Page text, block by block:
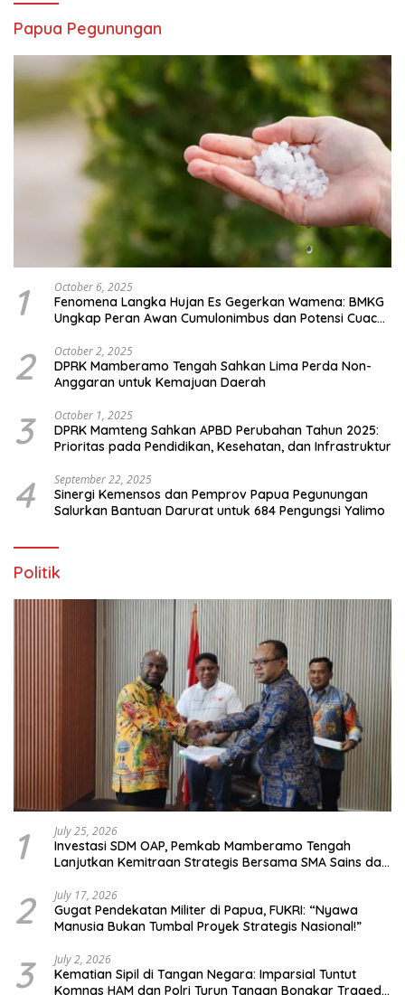
Papua Pegunungan
1 October 6, 2025
Fenomena Langka Hujan Es Gegerkan Wamena: BMKG
Ungkap Peran Awan Cumulonimbus dan Potensi Cuaca
2 October 2, 2025
DPRK Mamberamo Tengah Sahkan Lima Perda Non-
Anggaran untuk Kemajuan Daerah
3 October 1, 2025
DPRK Mamteng Sahkan APBD Perubahan Tahun 2025:
Prioritas pada Pendidikan, Kesehatan, dan Infrastruktur
4 September 22, 2025
Sinergi Kemensos dan Pemprov Papua Pegunungan
Salurkan Bantuan Darurat untuk 684 Pengungsi Yalimo
Politik
1 July 25, 2026
Investasi SDM OAP, Pemkab Mamberamo Tengah
Lanjutkan Kemitraan Strategis Bersama SMA Sains dan
2 July 17, 2026
Gugat Pendekatan Militer di Papua, FUKRI: “Nyawa
Manusia Bukan Tumbal Proyek Strategis Nasional!”
3 July 2, 2026
Kematian Sipil di Tangan Negara: Imparsial Tuntut
Komnas HAM dan Polri Turun Tangan Bongkar Tragedi